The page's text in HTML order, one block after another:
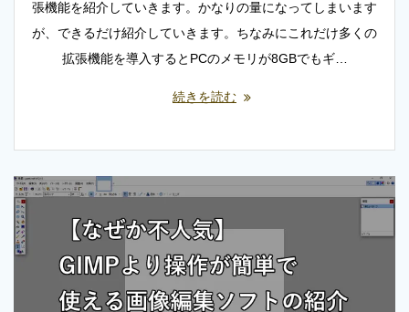
張機能を紹介していきます。かなりの量になってしまいます
が、できるだけ紹介していきます。ちなみにこれだけ多くの
拡張機能を導入するとPCのメモリが8GBでもギ…
続きを読む